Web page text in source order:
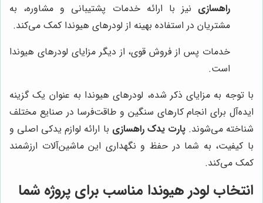
راهسازی نیز با ارائه خدمات پشتیبانی و مشاوره، به
مشتریان در استفاده بهینه از لودرهای هیوندا کمک می‌کند.
خدمات پس از فروش قوی، از دیگر مزایای لودرهای هیوندا
است.
با توجه به مزایای ذکر شده، لودرهای هیوندا به عنوان یک گزینه
ایده‌آل برای انجام کارهای سنگین و طاقت‌فرسا در صنایع مختلف
شناخته می‌شوند.پارت یدک راهسازی با ارائه لوازم یدکی اصلی و
با کیفیت، به شما در حفظ و نگهداری این ماشین‌آلات ارزشمند
کمک می‌کند.
انتخاب لودر هیوندا مناسب برای پروژه شما